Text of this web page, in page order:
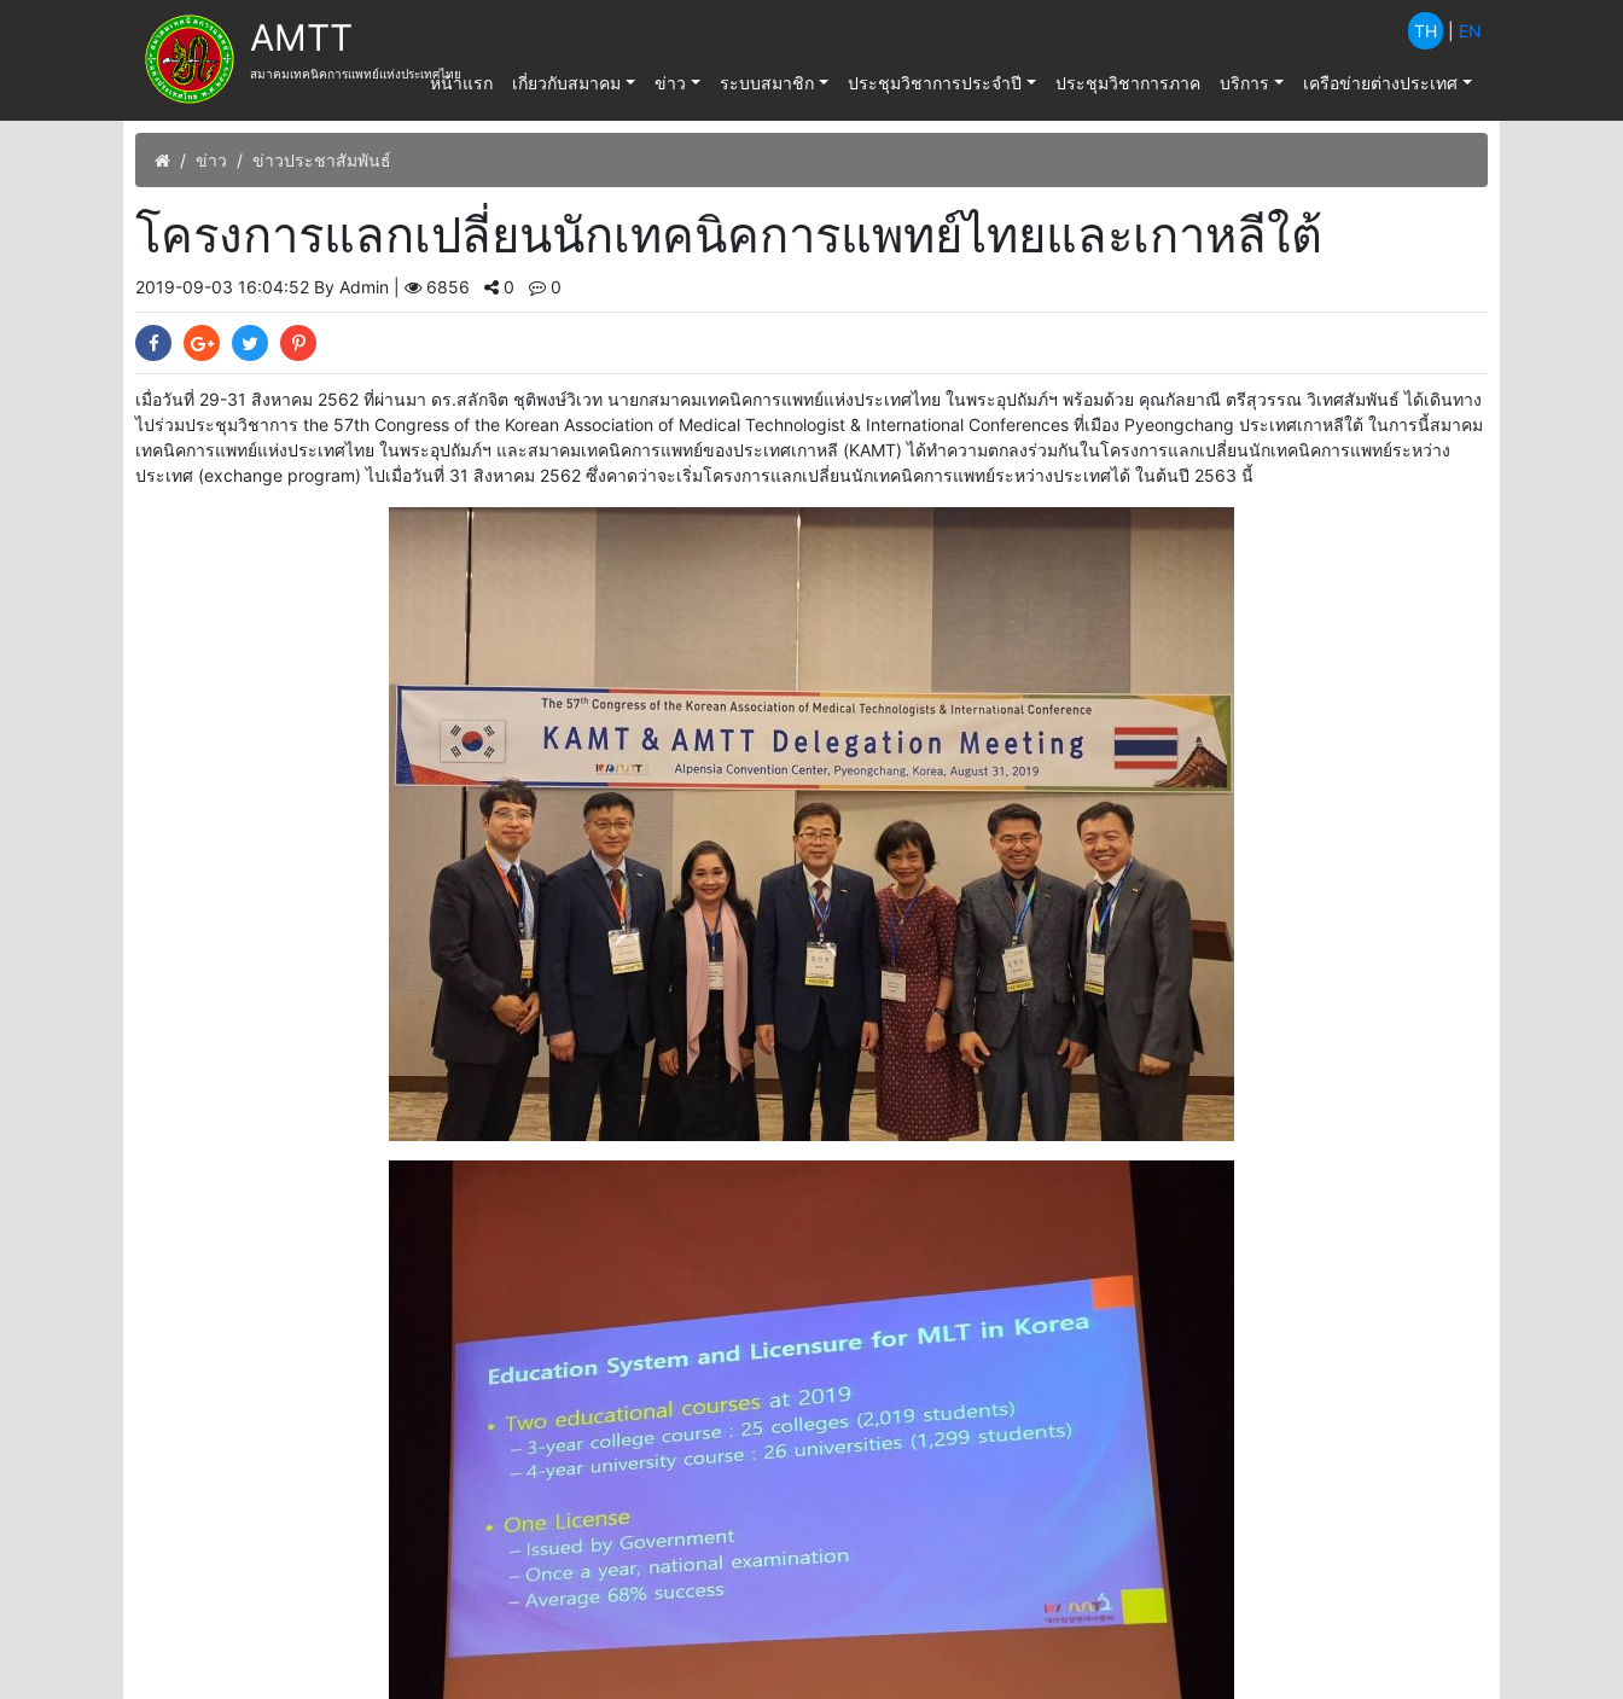
TH EN
AMTT
สมาคมเทคนิคการแพทย์แห่งประเทศไทยหน้าแรก เกี่ยวกับสมาคม ข่าว ระบบสมาชิก ประชุมวิชาการประจำปี ประชุมวิชาการภาค บริการ เครือข่ายต่างประเทศ
ข่าว ข่าวประชาสัมพันธ์
โครงการแลกเปลี่ยนนักเทคนิคการแพทย์ไทยและเกาหลีใต้
2019-09-03 16:04:52 By Admin | 6856 0 0
เมื่อวันที่ 29-31 สิงหาคม 2562 ที่ผ่านมา ดร.สลักจิต ชุติพงษ์วิเวท นายกสมาคมเทคนิคการแพทย์แห่งประเทศไทย ในพระอุปถัมภ์ฯ พร้อมด้วย คุณกัลยาณี ตรีสุวรรณ วิเทศสัมพันธ์ ได้เดินทาง
ไปร่วมประชุมวิชาการ the 57th Congress of the Korean Association of Medical Technologist & International Conferences ที่เมือง Pyeongchang ประเทศเกาหลีใต้ ในการนี้สมาคม
เทคนิคการแพทย์แห่งประเทศไทย ในพระอุปถัมภ์ฯ และสมาคมเทคนิคการแพทย์ของประเทศเกาหลี (KAMT) ได้ทำความตกลงร่วมกันในโครงการแลกเปลี่ยนนักเทคนิคการแพทย์ระหว่าง
ประเทศ (exchange program) ไปเมื่อวันที่ 31 สิงหาคม 2562 ซึ่งคาดว่าจะเริ่มโครงการแลกเปลี่ยนนักเทคนิคการแพทย์ระหว่างประเทศได้ ในต้นปี 2563 นี้